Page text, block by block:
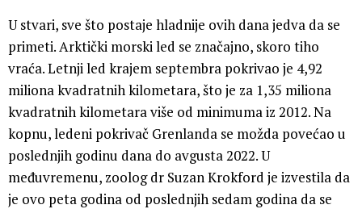
U stvari, sve što postaje hladnije ovih dana jedva da se
primeti. Arktički morski led se značajno, skoro tiho
vraća. Letnji led krajem septembra pokrivao je 4,92
miliona kvadratnih kilometara, što je za 1,35 miliona
kvadratnih kilometara više od minimuma iz 2012. Na
kopnu, ledeni pokrivač Grenlanda se možda povećao u
poslednjih godinu dana do avgusta 2022. U
međuvremenu, zoolog dr Suzan Krokford je izvestila da
je ovo peta godina od poslednjih sedam godina da se